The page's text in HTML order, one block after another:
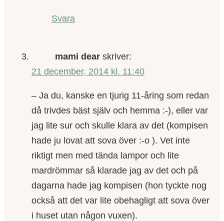
Svara
mami dear skriver:
21 december, 2014 kl. 11:40
– Ja du, kanske en tjurig 11-åring som redan
då trivdes bäst själv och hemma :-), eller var
jag lite sur och skulle klara av det (kompisen
hade ju lovat att sova över :-o ). Vet inte
riktigt men med tända lampor och lite
mardrömmar så klarade jag av det och på
dagarna hade jag kompisen (hon tyckte nog
också att det var lite obehagligt att sova över
i huset utan någon vuxen).